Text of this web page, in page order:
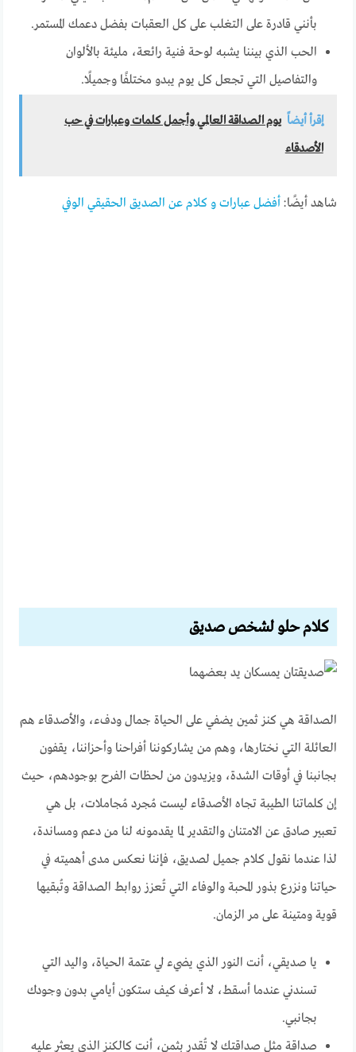
بأنني قادرة على التغلب على كل العقبات بفضل دعمك المستمر.
الحب الذي بيننا يشبه لوحة فنية رائعة، مليئة بالألوان
والتفاصيل التي تجعل كل يوم يبدو مختلفًا وجميلًا.
إقرأ أيضاً يوم الصداقة العالمي وأجمل كلمات وعبارات في حب
الأصدقاء
شاهد أيضًا: أفضل عبارات و كلام عن الصديق الحقيقي الوفي
كلام حلو لشخص صديق
الصداقة هي كنز ثمين يضفي على الحياة جمال ودفء، والأصدقاء هم
العائلة التي نختارها، وهم من يشاركوننا أفراحنا وأحزاننا، يقفون
بجانبنا في أوقات الشدة، ويزيدون من لحظات الفرح بوجودهم، حيث
إن كلماتنا الطيبة تجاه الأصدقاء ليست مُجرد مُجاملات، بل هي
تعبير صادق عن الامتنان والتقدير لما يقدمونه لنا من دعم ومساندة،
لذا عندما نقول كلام جميل لصديق، فإننا نعكس مدى أهميته في
حياتنا ونزرع بذور المحبة والوفاء التي تُعزز روابط الصداقة وتُبقيها
قوية ومتينة على مر الزمان.
يا صديقي، أنت النور الذي يضيء لي عتمة الحياة، واليد التي
تسندني عندما أسقط، لا أعرف كيف ستكون أيامي بدون وجودك
بجانبي.
صداقة مثل صداقتك لا تُقدر بثمن، أنت كالكنز الذي يعثر عليه